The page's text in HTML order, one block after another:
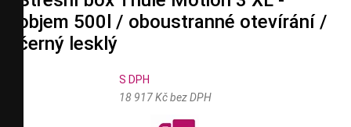
objem 500l / oboustranné otevírání /
černý lesklý
S DPH
18 917 Kč bez DPH